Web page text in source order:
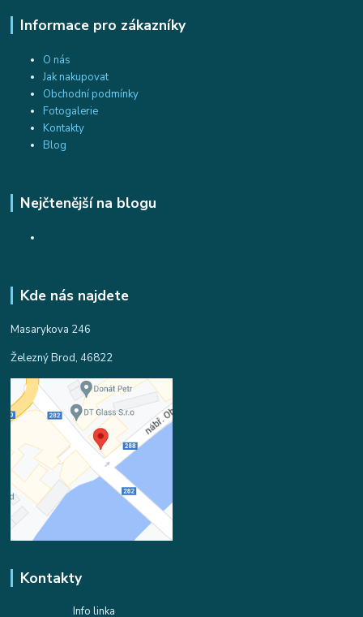
Informace pro zákazníky
O nás
Jak nakupovat
Obchodní podmínky
Fotogalerie
Kontakty
Blog
Nejčtenější na blogu
Kde nás najdete
Masarykova 246
Železný Brod, 46822
Kontakty
Info linka